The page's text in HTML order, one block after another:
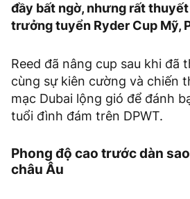
đầy bất ngờ, nhưng rất
trưởng tuyển Ryder Cup Mỹ,
Reed đã nâng cup sau khi đã
cùng sự kiên cường và chiến
mạc Dubai lộng gió để đánh
tuổi đình đám trên DPWT.
Phong độ cao trước dàn
châu Âu